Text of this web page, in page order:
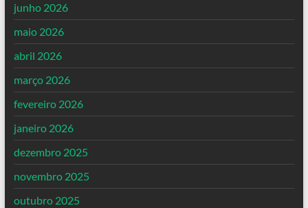
junho 2026
maio 2026
abril 2026
março 2026
fevereiro 2026
janeiro 2026
dezembro 2025
novembro 2025
outubro 2025